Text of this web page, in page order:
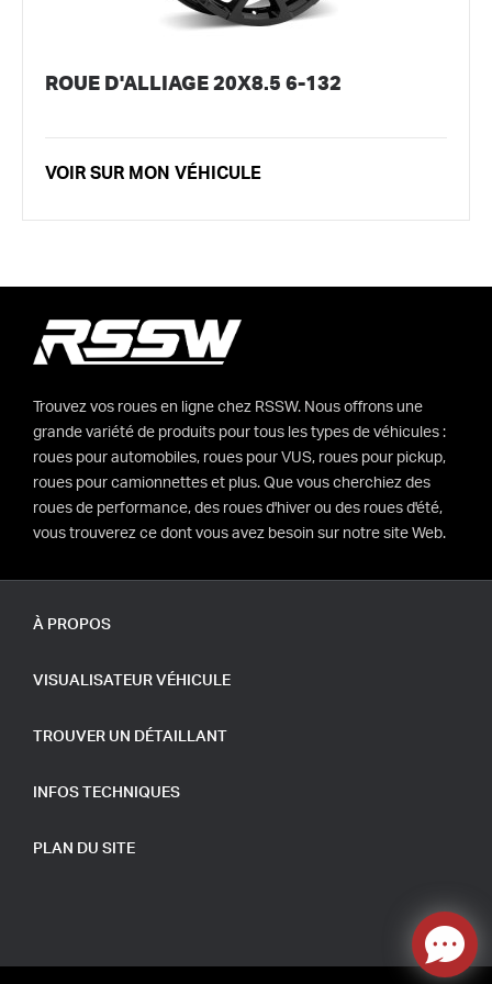
ROUE D'ALLIAGE 20X8.5 6-132
VOIR SUR MON VÉHICULE
À PROPOS
VISUALISATEUR VÉHICULE
TROUVER UN DÉTAILLANT
INFOS TECHNIQUES
PLAN DU SITE
Trouvez vos roues en ligne chez RSSW. Nous offrons une
grande variété de produits pour tous les types de véhicules :
roues pour automobiles, roues pour VUS, roues pour pickup,
roues pour camionnettes et plus. Que vous cherchiez des
roues de performance, des roues d'hiver ou des roues d'été,
vous trouverez ce dont vous avez besoin sur notre site Web.